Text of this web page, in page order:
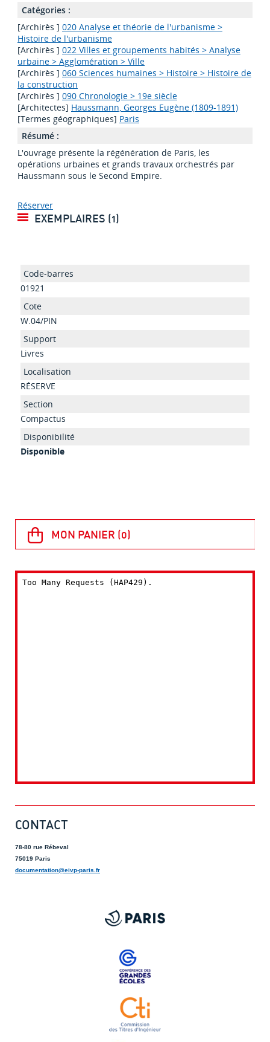
Catégories :
[Archirès ] 020 Analyse et théorie de l'urbanisme >
Histoire de l'urbanisme
[Archirès ] 022 Villes et groupements habités > Analyse
urbaine > Agglomération > Ville
[Archirès ] 060 Sciences humaines > Histoire > Histoire de
la construction
[Archirès ] 090 Chronologie > 19e siècle
[Architectes] Haussmann, Georges Eugène (1809-1891)
[Termes géographiques] Paris
Résumé :
L'ouvrage présente la régénération de Paris, les
opérations urbaines et grands travaux orchestrés par
Haussmann sous le Second Empire.
Réserver
EXEMPLAIRES (1)
01921
W.04/PIN
Livres
RÉSERVE
Compactus
Disponible
CONTACT
78-80 rue Rébeval
75019 Paris
documentation@eivp-paris.fr